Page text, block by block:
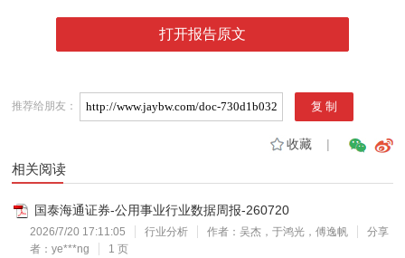
打开报告原文
推荐给朋友：
收藏|
相关阅读
国泰海通证券-公用事业行业数据周报-260720
2026/7/20 17:11:05 行业分析 作者：吴杰，于鸿光，傅逸帆
分享
者：ye***ng
1 页